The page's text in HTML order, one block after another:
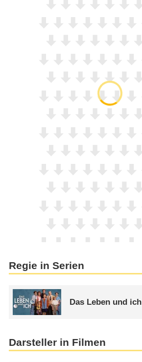
Regie in Serien
Das Leben und ich
Darsteller in Filmen